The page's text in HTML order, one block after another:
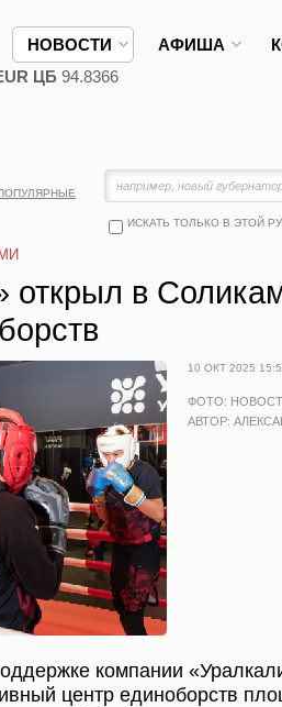
НОВОСТИ АФИША
ЦБ 94.8366
ИСКАТЬ ТОЛЬКО В ЭТОЙ
открыл в
10 ОКТ 2025
ФОТО:
АВТОР:
компании
центр единоборств